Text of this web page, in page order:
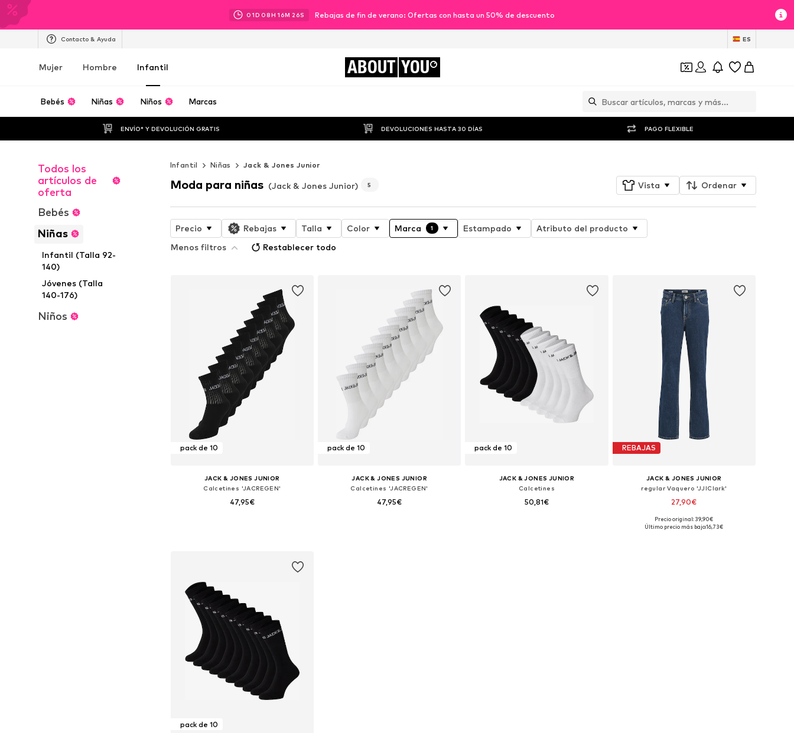
01D 08H 16M 24S Rebajas de fin de verano: Ofertas con hasta un 50% de descuento
Contacto & Ayuda ES
Mujer Hombre Infantil ABOUT YOU
Bebés Niñas Niños Marcas
ENVÍO* Y DEVOLUCIÓN GRATIS DEVOLUCIONES HASTA 30 DÍAS PAGO FLEXIBLE
Todos los
artículos de
oferta
Bebés
Niñas
Infantil (Talla 92-
140)
Jóvenes (Talla
140-176)
Niños
Infantil Niñas Jack & Jones Junior
Moda para niñas (Jack & Jones Junior) 5 Vista Ordenar
Precio Rebajas Talla Color Marca 1 Estampado
Atributo del producto
Menos filtros
Restablecer todo
pack de 10
JACK & JONES JUNIOR
Calcetines 'JACREGEN'
47,95€
pack de 10
JACK & JONES JUNIOR
Calcetines 'JACREGEN'
47,95€
pack de 10
JACK & JONES JUNIOR
Calcetines
50,81€
REBAJAS
JACK & JONES JUNIOR
regular Vaquero 'JJIClark'
27,90€
Precio original: 39,90€
Último precio más bajo:16,73€
pack de 10